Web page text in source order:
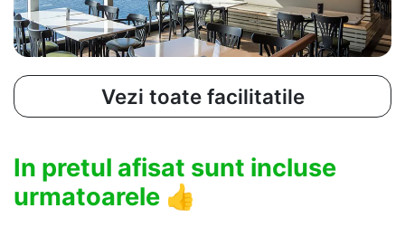
Vezi toate facilitatile
In pretul afisat sunt incluse
urmatoarele 👍